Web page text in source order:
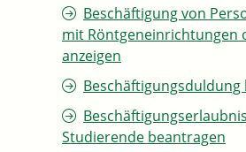
Beschäftigung von
mit Röntgeneinrichtungen
anzeigen
Beschäftigungsduldung
Studierende beantragen